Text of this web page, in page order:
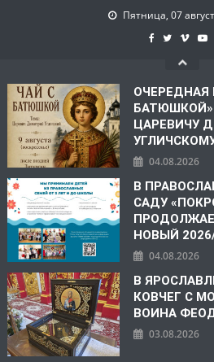
Пятница, 07
ОЧЕРЕДНАЯ
ЦАРЕВИЧУ
04.08.2026
В
САДУ
НОВЫЙ
04.08.2026
В
КОВЧЕГ С
ВОИНА
03.08.2026